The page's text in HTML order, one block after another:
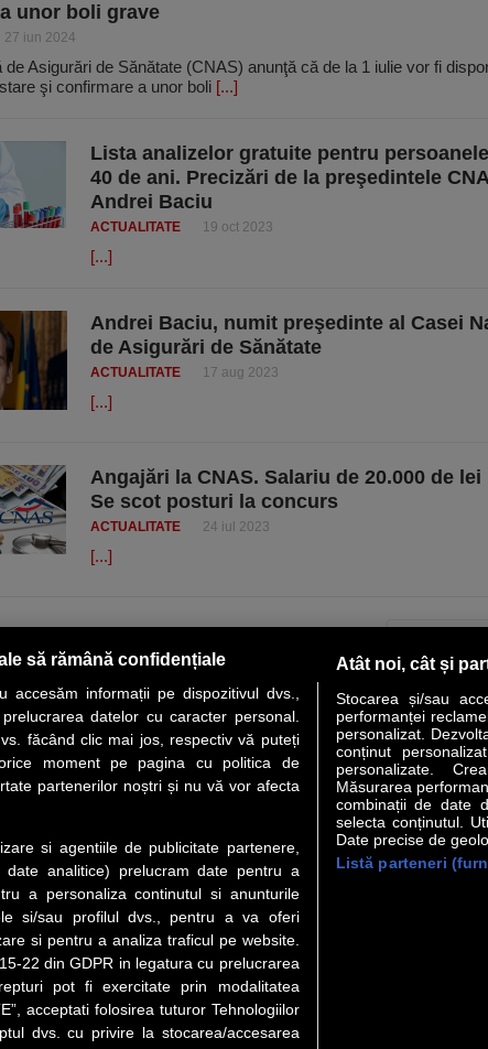
unor boli grave
27 iun 2024
de Asigurări de Sănătate (CNAS) anunţă că de la 1 iulie vor fi
şi confirmare a unor boli [...]
Lista analizelor gratuite pentru
40 de ani. Precizări de la preşedintele
Andrei Baciu
ACTUALITATE 19 oct 2023
[...]
Andrei Baciu, numit preşedinte al Casei
de Asigurări de Sănătate
ACTUALITATE 17 aug 2023
[...]
Angajări la CNAS. Salariu de 20.000 de lei
Se scot posturi la concurs
ACTUALITATE 24 iul 2023
[...]
COVER STORY LIDERI ANALIZE HI-
iarul Financiar
Despre Noi
Contact Redactie
Contact Marketing
Contact Vanzari
Abonamente print
Redactorii BM
Politica de confidentialitate
Termeni si conditii
About cookies
să rămână confidențiale
accesăm informații pe dispozitivul dvs.,
datelor cu caracter personal.
făcând clic mai jos, respectiv vă puteți
moment pe pagina cu politica de
partenerilor noștri și nu vă vor afecta
si agentiile de publicitate partenere,
analitice) prelucram date pentru a
a personaliza continutul si anunturile
si/sau profilul dvs., pentru a va oferi
si pentru a analiza traficul pe website.
22 din GDPR in legatura cu prelucrarea
pot fi exercitate prin modalitatea
acceptati folosirea tuturor Tehnologiilor
dvs. cu privire la stocarea/accesarea
Atât noi, cât și
Stocarea și/sau
performanței
personalizat.
conținut
personalizate.
Măsurarea
combinații de date
selecta conținutul.
Date precise de
Listă parteneri